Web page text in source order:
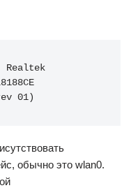
Realtek
01)
обычно это wlan0.